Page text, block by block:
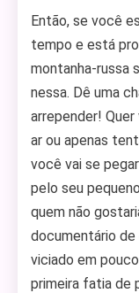
Então, se você
tempo e está
montanha-russa
nessa. Dê uma
arrepender!
ar ou apenas
você vai se
pelo seu
quem não
documentário
viciado em
primeira fatia de